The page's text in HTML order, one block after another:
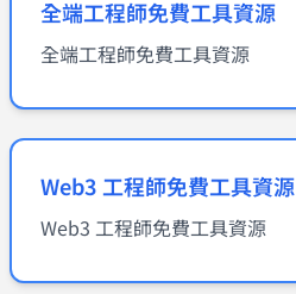
全端工程師免費工具資源
全端工程師免費工具資源
Web3 工程師免費工具資源
Web3 工程師免費工具資源